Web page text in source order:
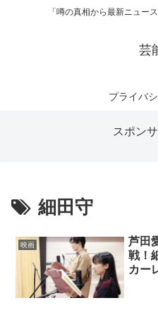
「噂の真相から最新ニュー
芸
プライバ
スポン
細田守
映画
芦田
戦！
カー